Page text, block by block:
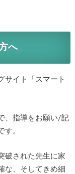
へ
サイト「スマート
、指導をお願い/記
す。
破された先生に家
な、そしてきめ細